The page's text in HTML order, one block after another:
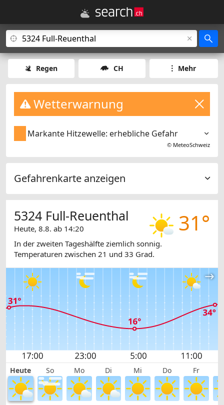
Regen CH Mehr
Wetterwarnung
Markante Hitzewelle: erhebliche Gefahr
© MeteoSchweiz
Gefahrenkarte anzeigen
31°
5324 Full-Reuenthal
Heute, 8.8. ab 14:20
In der zweiten Tageshälfte ziemlich sonnig.
Temperaturen zwischen 21 und 33 Grad.
Heute So Mo Di Mi Do Fr